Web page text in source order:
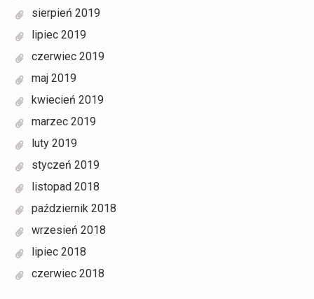
sierpień 2019
lipiec 2019
czerwiec 2019
maj 2019
kwiecień 2019
marzec 2019
luty 2019
styczeń 2019
listopad 2018
październik 2018
wrzesień 2018
lipiec 2018
czerwiec 2018